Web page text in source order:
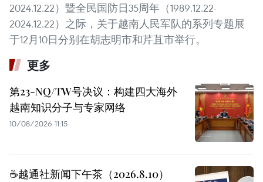
2024.12.22）暨全民国防日35周年（1989.12.22-
2024.12.22）之际，关于越南人民军队的系列专题展
于12月10日分别在胡志明市和芹苴市举行。
更多
第23-NQ/TW号决议：构建四大海外
越南知识分子与专家网络
10/08/2026 11:15
☕️越通社新闻下午茶（2026.8.10）